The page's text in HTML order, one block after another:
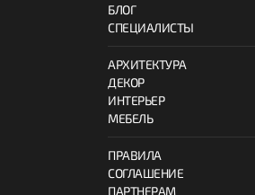
БЛОГ
СПЕЦИАЛИСТЫ
АРХИТЕКТУРА
ДЕКОР
ИНТЕРЬЕР
МЕБЕЛЬ
ПРАВИЛА
СОГЛАШЕНИЕ
ПАРТНЕРАМ